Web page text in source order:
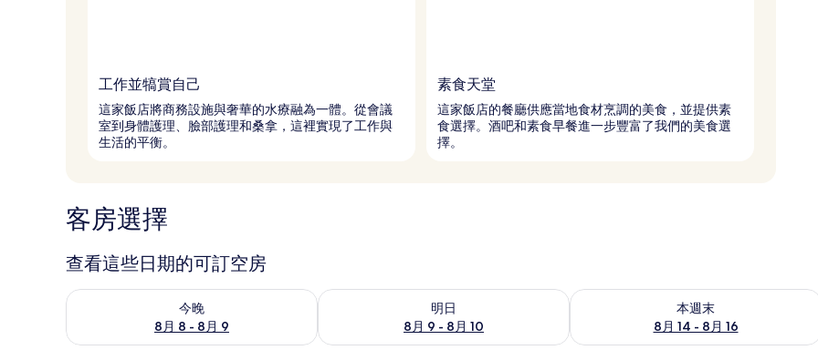
工作並犒賞自己
這家飯店將商務設施與奢華的水療融為一體。從會議
室到身體護理、臉部護理和桑拿，這裡實現了工作與
生活的平衡。
素食天堂
這家飯店的餐廳供應當地食材烹調的美食，並提供素
食選擇。酒吧和素食早餐進一步豐富了我們的美食選
擇。
客房選擇
查看這些日期的可訂空房
今晚
8月 8 - 8月 9
查看今晚 8月 8 - 8月 9的可訂空房
明日
8月 9 - 8月 10
查看明日 8月 9 - 8月 10的可訂空房
本週末
8月 14 - 8月 16
查看本週末 8月 14 - 8月 16的可訂空房